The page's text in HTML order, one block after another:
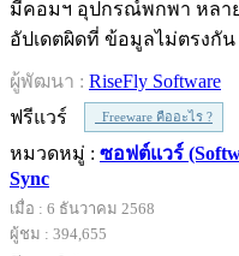
มีคอมฯ อุปกรณ์พกพา หลาย
อัปเดตผิดที่ ข้อมูลไม่ตรงกั
ผู้พัฒนา : RiseFly Software
ฟรีแวร์
Freeware คืออะไร ?
หมวดหมู่ : ซอฟต์แวร์
Sync
เมื่อ : 6 ธันวาคม 2568
ผู้ชม : 394,655